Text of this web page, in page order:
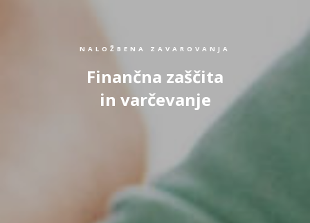
NALOŽBENA ZAVAROVANJA
Finančna zaščita
in varčevanje